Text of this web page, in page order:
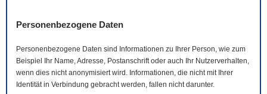
Personenbezogene Daten
Personenbezogene Daten sind Informationen zu Ihrer Person, wie zum
Beispiel Ihr Name, Adresse, Postanschrift oder auch Ihr Nutzerverhalten,
wenn dies nicht anonymisiert wird. Informationen, die nicht mit Ihrer
Identität in Verbindung gebracht werden, fallen nicht darunter.